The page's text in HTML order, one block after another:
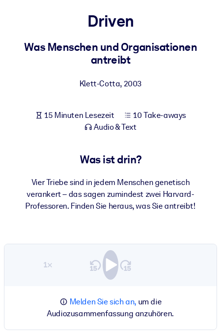
Bauen Sie eine gesunde und resiliente Belegschaft auf.
Integrieren Sie kompaktes, verifiziertes Wissen in Ihr LMS/LXP für
Für Unternehmensbibliotheken
Bereichern Sie Ihre Unternehmensbibliothek mit
Ihrer KI-Systeme zu optimieren.
Driven
Was Menschen und Organisationen
antreibt
Klett-Cotta, 2003
15 Minuten Lesezeit
10 Take-aways
Audio & Text
Was ist drin?
Vier Triebe sind in jedem Menschen genetisch
verankert – das sagen zumindest zwei Harvard-
Professoren. Finden Sie heraus, was Sie antreibt!
1×
Melden Sie sich an,um die
Audiozusammenfassung anzuhören.